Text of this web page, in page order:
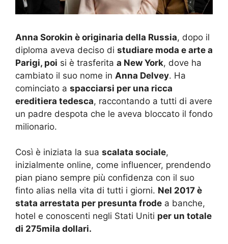
Anna Sorokin è originaria della Russia, dopo il
diploma aveva deciso di studiare moda e arte a
Parigi, poi si è trasferita a New York, dove ha
cambiato il suo nome in Anna Delvey. Ha
cominciato a spacciarsi per una ricca
ereditiera tedesca, raccontando a tutti di avere
un padre despota che le aveva bloccato il fondo
milionario.
Così è iniziata la sua scalata sociale,
inizialmente online, come influencer, prendendo
pian piano sempre più confidenza con il suo
finto alias nella vita di tutti i giorni. Nel 2017 è
stata arrestata per presunta frode a banche,
hotel e conoscenti negli Stati Uniti per un totale
di 275mila dollari.